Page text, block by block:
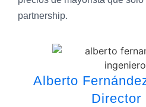
partnership.
Alberto
Director